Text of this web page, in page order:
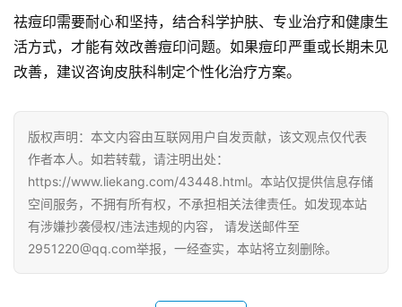
祛痘印需要耐心和坚持，结合科学护肤、专业治疗和健康生
活方式，才能有效改善痘印问题。如果痘印严重或长期未见
改善，建议咨询皮肤科制定个性化治疗方案。
版权声明：本文内容由互联网用户自发贡献，该文观点仅代表
作者本人。如若转载，请注明出处：
https://www.liekang.com/43448.html。本站仅提供信息存储
空间服务，不拥有所有权，不承担相关法律责任。如发现本站
有涉嫌抄袭侵权/违法违规的内容， 请发送邮件至
2951220@qq.com举报，一经查实，本站将立刻删除。